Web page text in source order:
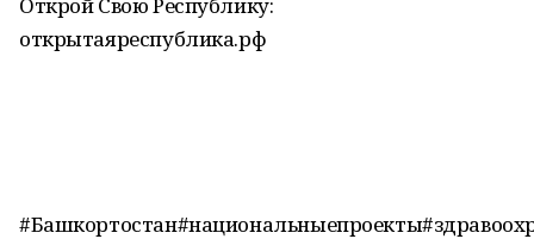
открытаяреспублика.рф